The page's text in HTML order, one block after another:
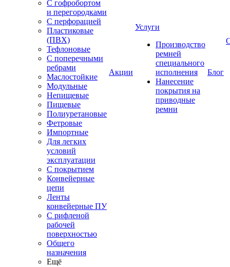
С гофробортом
и перегородками
С перфорацией
Пластиковые
(ПВХ)
Тефлоновые
С поперечными
ребрами
Маслостойкие
Модульные
Непищевые
Пищевые
Полиуретановые
Фетровые
Импортные
Для легких
условий
эксплуатации
С покрытием
Конвейерные
цепи
Ленты
конвейерные ПУ
С рифленой
рабочей
поверхностью
Общего
назначения
Ещё
Акции
Услуги
Производство
ремней
специального
исполнения
Нанесение
покрытия на
приводные
ремни
Блог